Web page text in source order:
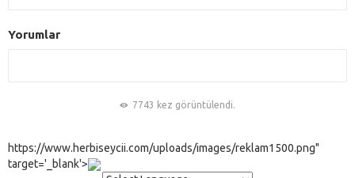
Yorumlar
7743 kez görüntülendi.
https://www.herbiseycii.com/uploads/images/reklam1500.png"
target='_blank'>